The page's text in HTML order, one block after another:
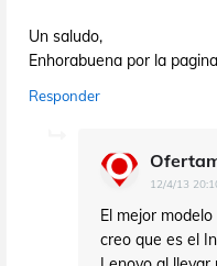
Un saludo,
Enhorabuena por la pagina
Responder
12/4/13
El mejor
creo que es el